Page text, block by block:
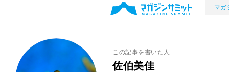
マガ
この記事を書いた人
佐伯美佳